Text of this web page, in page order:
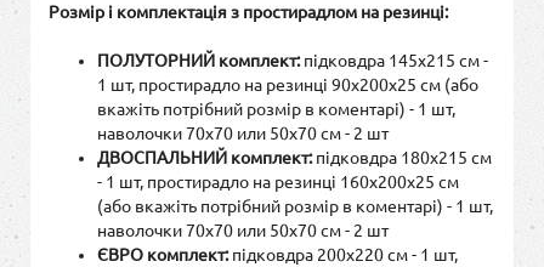
Розмір і комплектація з простирадлом на резинці:
ПОЛУТОРНИЙ комплект:підковдра 145х215 см -
1 шт, простирадло на резинці 90х200х25 см (або
вкажіть потрібний розмір в коментарі) - 1 шт,
наволочки 70х70 или 50х70 см - 2 шт
ДВОСПАЛЬНИЙ комплект:підковдра 180х215 см
- 1 шт, простирадло на резинці 160х200х25 см
(або вкажіть потрібний розмір в коментарі) - 1 шт,
наволочки 70х70 или 50х70 см - 2 шт
ЄВРО комплект:підковдра 200х220 см - 1 шт,